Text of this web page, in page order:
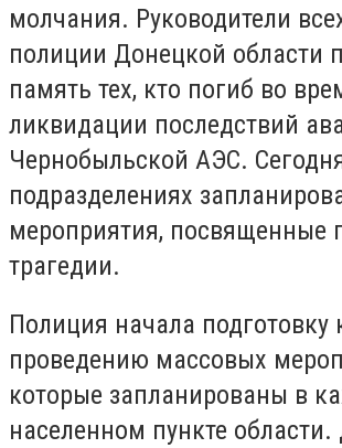
молчания. Руководители
полиции Донецкой области
память тех, кто погиб во
ликвидации последствий
Чернобыльской АЭС.
подразделениях
мероприятия, посвященные
трагедии.
Полиция начала подготовку
проведению массовых
которые запланированы в
населенном пункте области.